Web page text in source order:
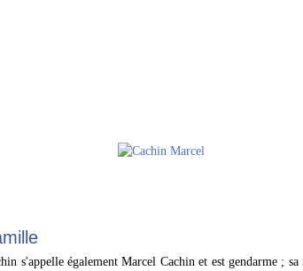
s'appelle également Marcel Cachin et est gendarme ;